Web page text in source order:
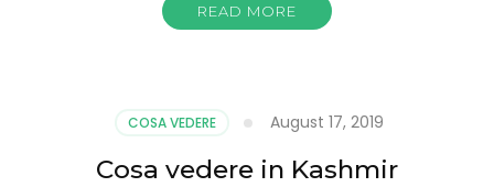
READ MORE
COSA VEDERE August 17, 2019
Cosa vedere in Kashmir